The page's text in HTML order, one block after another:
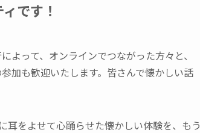
です！
よって、オンラインでつながった方々と、
加も歓迎いたします。皆さんで懐かしい話
をよせて心踊らせた懐かしい体験を、もう